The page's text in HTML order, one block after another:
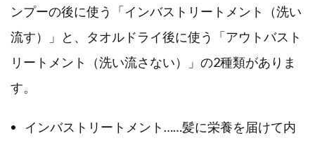
ンプーの後に使う「インバストリートメント（洗い
流す）」と、タオルドライ後に使う「アウトバスト
リートメント（洗い流さない）」の2種類がありま
す。
インバストリートメント……髪に栄養を届けて内